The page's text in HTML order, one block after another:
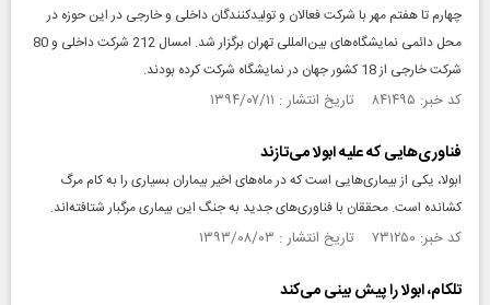
چهارم تا هفتم مهر با شرکت فعالان و تولیدکنندگان داخلی و خارجی در این حوزه در
محل دائمی نمایشگاه‌های بین‌المللی تهران برگزار شد. امسال 212 شرکت داخلی و 80
شرکت خارجی از 18 کشور جهان در نمایشگاه شرکت کرده بودند.
کد خبر: ۸۴۱۴۹۵ تاریخ انتشار : ۱۳۹۴/۰۷/۱۱
فناوری‌هایی که علیه ابولا می‌تازند
ابولا، یکی از بیماری‌هایی است که در ماه‌های اخیر بیماران بسیاری را به کام مرگ
کشانده است. محققان با فناوری‌های جدید به جنگ این بیماری مرگبار شتافته‌اند.
کد خبر: ۷۳۱۲۵۰ تاریخ انتشار : ۱۳۹۳/۰۸/۰۳
تلکام، ابولا را پیش بینی می‌کند